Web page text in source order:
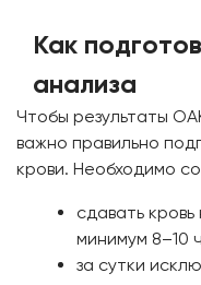
Как
анализа
Чтобы результаты
важно правильно
крови. Необходимо
сдавать
минимум 8–10
за сутки